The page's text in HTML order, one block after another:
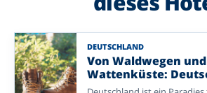
DEUTSCHLAND
Von Waldwegen
Wattenküste:
entdecken